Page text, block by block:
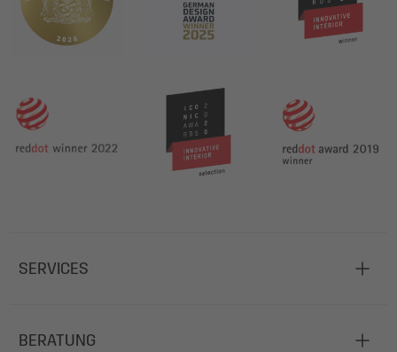
SERVICES
BERATUNG